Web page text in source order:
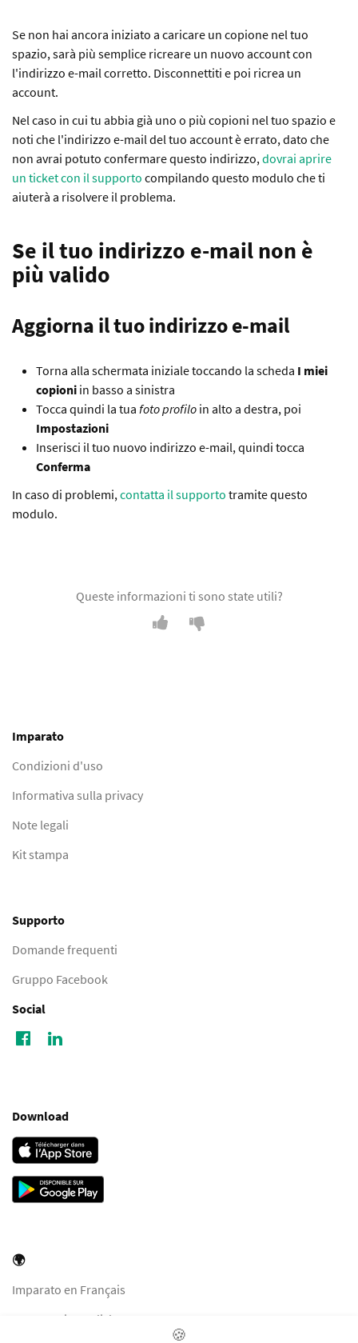
Se non hai ancora iniziato a caricare un copione nel tuo
spazio, sarà più semplice ricreare un nuovo account con
l'indirizzo e-mail corretto. Disconnettiti e poi ricrea un
account.
Nel caso in cui tu abbia già uno o più copioni nel tuo spazio e
noti che l'indirizzo e-mail del tuo account è errato, dato che
non avrai potuto confermare questo indirizzo,dovrai aprire
un ticket con il supporto compilando questo modulo che ti
aiuterà a risolvere il problema.
Se il tuo indirizzo e-mail non è
più valido
Aggiorna il tuo indirizzo e-mail
Torna alla schermata iniziale toccando la scheda I miei
copioni in basso a sinistra
Tocca quindi la tua foto profilo in alto a destra, poi
Impostazioni
Inserisci il tuo nuovo indirizzo e-mail, quindi tocca
Conferma
In caso di problemi,contatta il supporto tramite questo
modulo.
Queste informazioni ti sono state utili?
Imparato
Condizioni d'uso
Informativa sulla privacy
Note legali
Kit stampa
Supporto
Domande frequenti
Gruppo Facebook
Social
Download
🌍
Imparato en Français
Imparato in English
🍪